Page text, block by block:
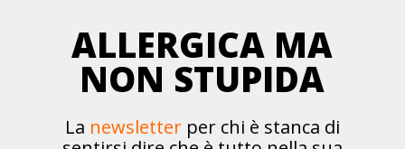
ALLERGICA MA
NON STUPIDA
La newsletterper chi è stanca di